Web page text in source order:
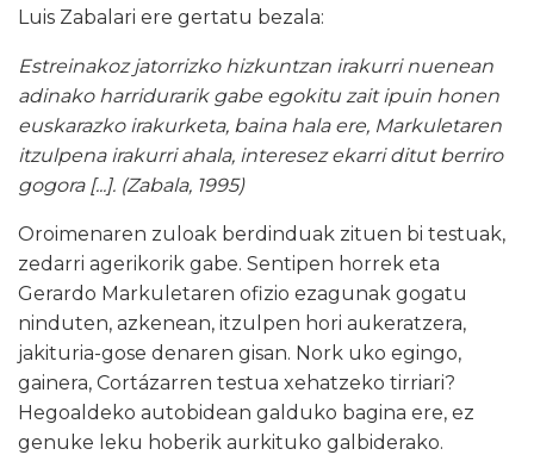
Luis Zabalari ere gertatu bezala:
Estreinakoz jatorrizko hizkuntzan irakurri nuenean
adinako harridurarik gabe egokitu zait ipuin honen
euskarazko irakurketa, baina hala ere, Markuletaren
itzulpena irakurri ahala, interesez ekarri ditut berriro
gogora [...]. (Zabala, 1995)
Oroimenaren zuloak berdinduak zituen bi testuak,
zedarri agerikorik gabe. Sentipen horrek eta
Gerardo Markuletaren ofizio ezagunak gogatu
ninduten, azkenean, itzulpen hori aukeratzera,
jakituria-gose denaren gisan. Nork uko egingo,
gainera, Cortázarren testua xehatzeko tirriari?
Hegoaldeko autobidean galduko bagina ere, ez
genuke leku hoberik aurkituko galbiderako.